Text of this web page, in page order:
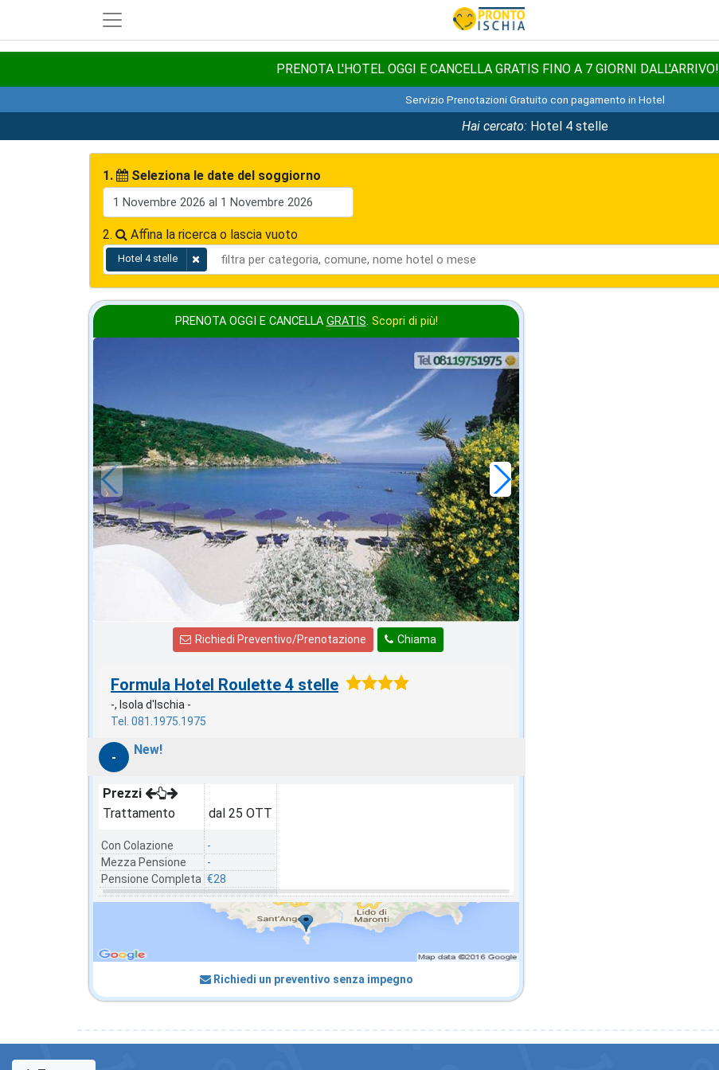
PRENOTA L'HOTEL OGGI E CANCELLA GRATIS FINO A 7 GIORNI DALL'ARRIVO!
Servizio Prenotazioni Gratuito con pagamento in Hotel
Hai cercato: Hotel 4 stelle
1. Seleziona le date del soggiorno
2. Affina la ricerca o lascia vuoto
Hotel 4 stelle
PRENOTA OGGI E CANCELLA GRATIS. Scopri di più!
€28
a notte
Chiama
Richiedi Preventivo/Prenotazione
Formula Hotel Roulette 4 stelle
-, Isola d'Ischia -
Tel. 081.1975.1975
-
New!
Prezzi
Trattamento
Con Colazione
Mezza Pensione
Pensione Completa
dal 25 OTT
-
-
€28
Richiedi un preventivo senza impegno